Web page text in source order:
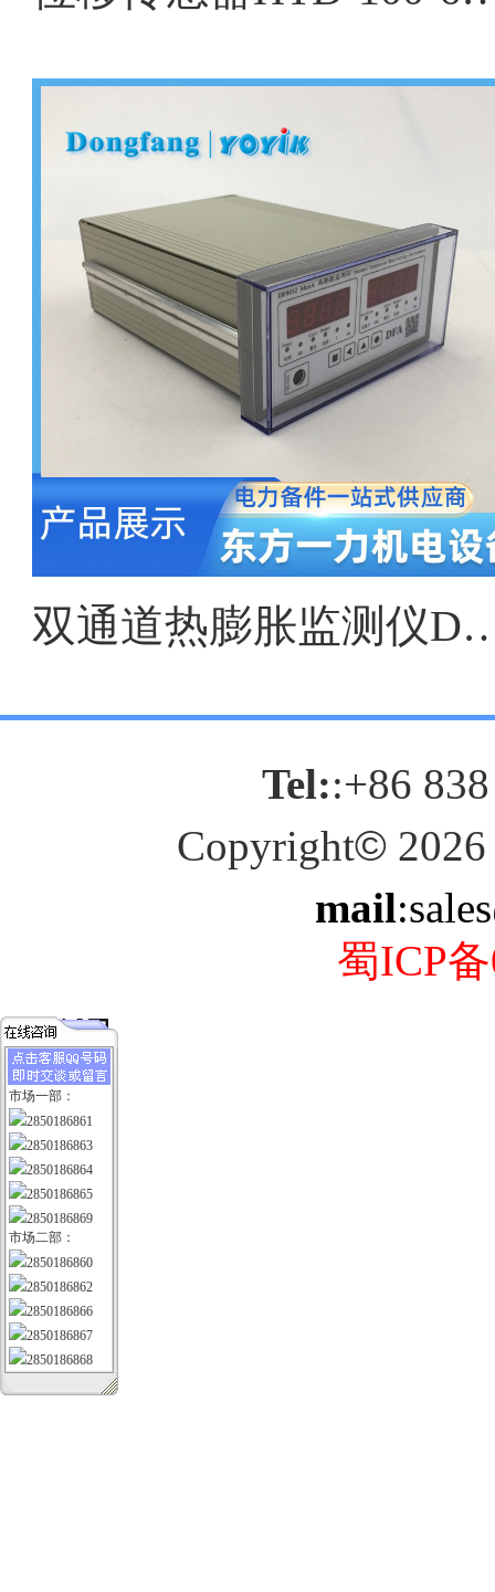
双通道热膨胀监
Tel::+86
Copyright© 2026
mail
蜀ICP
市场一部：
2850186861
2850186863
2850186864
2850186865
2850186869
市场二部：
2850186860
2850186862
2850186866
2850186867
2850186868